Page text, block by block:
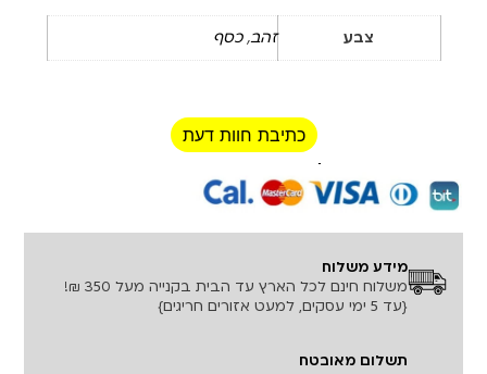
צבע זהב,כסף
כתיבת חוות דעת
רכישה מאובטחת!
מידע משלוח
משלוח חינם לכל הארץ עד הבית בקנייה מעל 350 ₪!
{עד 5 ימי עסקים, למעט אזורים חריגים}
תשלום מאובטח